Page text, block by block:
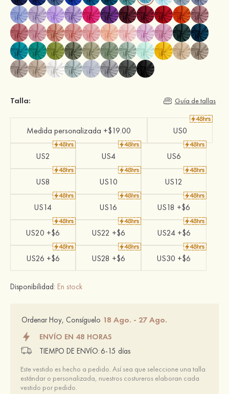
Talla: Guía de tallas
Medida personalizada +$19.00 US0
US2 US4 US6
US8 US10 US12
US14 US16 US18 +$6
US20 +$6 US22 +$6 US24 +$6
US26 +$6 US28 +$6 US30 +$6
Disponibilidad: En stock
Ordenar Hoy, Consíguelo 18 Ago. - 27 Ago.
ENVÍO EN 48 HORAS
TIEMPO DE ENVÍO: 6-15 días
Este vestido es hecho a pedido. Así sea que seleccione una talla
estándar o personalizada, nuestros costureros elaboran cada
vestido por pedido.